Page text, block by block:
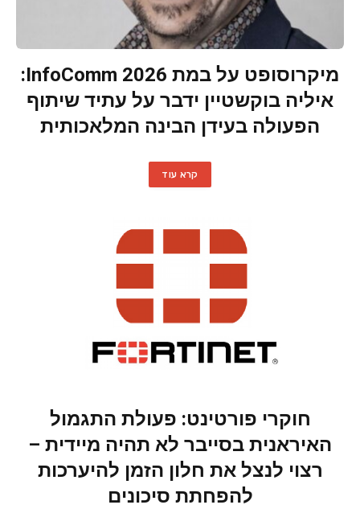
מיקרוסופט על במת InfoComm 2026:
איליה בוקשטיין ידבר על עתיד שיתוף
הפעולה בעידן הבינה המלאכותית
קרא עוד
חוקרי פורטינט: פעולת התגמול
האיראנית בסייבר לא תהיה מיידית –
רצוי לנצל את חלון הזמן להיערכות
להפחתת סיכונים